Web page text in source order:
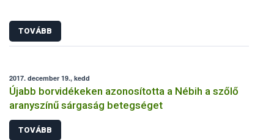
TOVÁBB
2017. december 19., kedd
Újabb borvidékeken azonosította a Nébih a szőlő
aranyszínű sárgaság betegséget
TOVÁBB